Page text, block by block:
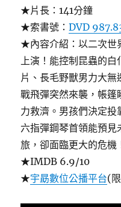
★片長：141分鐘
★索書號：DVD
★內容介紹：以二次世
上演！能控制昆蟲的
片、長毛野獸男力大
戰飛彈突然來襲，帳篷
力救濟。男孩們決定
六指彈鋼琴首領能預
旅，卻面臨更大的危機
★IMDB 6.9/10
★宇勗數位公播平台(